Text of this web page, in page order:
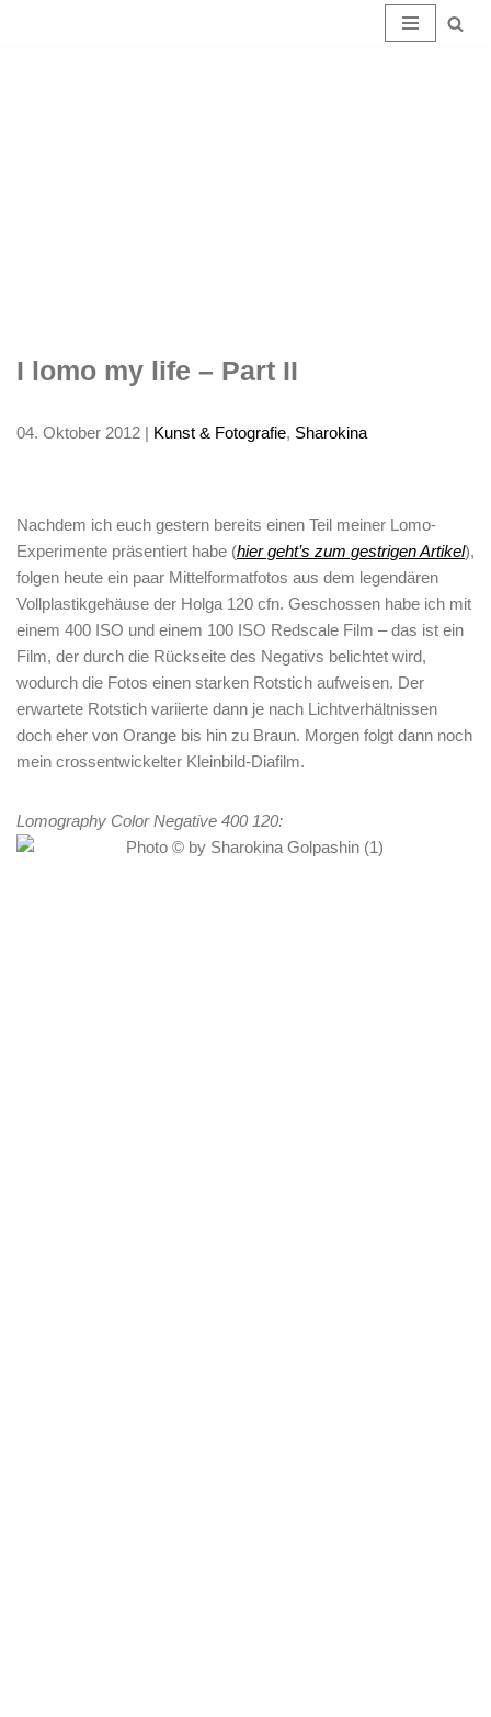
I lomo my life – Part II
04. Oktober 2012 | Kunst & Fotografie, Sharokina
Nachdem ich euch gestern bereits einen Teil meiner Lomo-
Experimente präsentiert habe (hier geht’s zum gestrigen Artikel),
folgen heute ein paar Mittelformatfotos aus dem legendären
Vollplastikgehäuse der Holga 120 cfn. Geschossen habe ich mit
einem 400 ISO und einem 100 ISO Redscale Film – das ist ein
Film, der durch die Rückseite des Negativs belichtet wird,
wodurch die Fotos einen starken Rotstich aufweisen. Der
erwartete Rotstich variierte dann je nach Lichtverhältnissen
doch eher von Orange bis hin zu Braun. Morgen folgt dann noch
mein crossentwickelter Kleinbild-Diafilm.
Lomography Color Negative 400 120: